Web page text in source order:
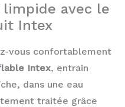
avec le
Intex
vous confortablement
Intex, entrain
dans une eau
traitée grâce